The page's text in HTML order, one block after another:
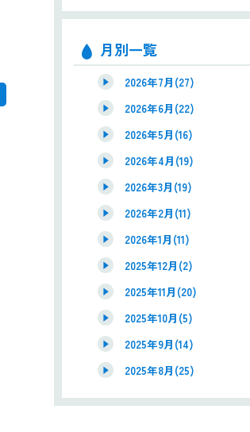
月別一覧
2026年7月(27)
2026年6月(22)
2026年5月(16)
2026年4月(19)
2026年3月(19)
2026年2月(11)
2026年1月(11)
2025年12月(2)
2025年11月(20)
2025年10月(5)
2025年9月(14)
2025年8月(25)